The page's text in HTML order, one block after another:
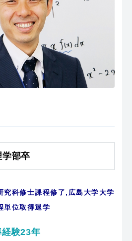
学部卒
究科修士課程修了,広島大学大学
単位取得退学
経験23年